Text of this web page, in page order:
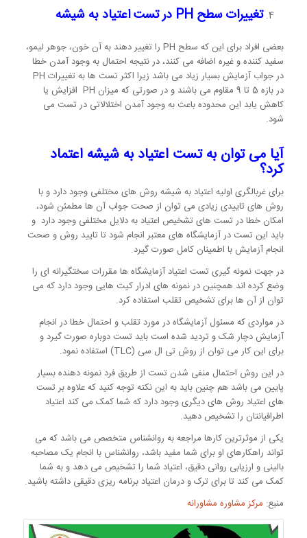
تغییرات سطح PH در تست اعتیاد به شیشه
بعضی افراد برای این که سطح PH را تغییر دهند به آن خون، جوهر لیمو،
سفید کننده و غیره اضافه می کنند، در نتیجه احتمال به وجود آمدن خطا
در جواب آزمایش بسیار زیاد می باشد زیرا اکثر تست ها به تغییرات PH
در بازه 5 تا 9 مقاوم می باشند و در صورتی که میزان PH افزایش یا
کاهش یابد این محدوده باعث به وجود آمدن اختلالاتی در تست می
شود.
آیا می توان به تست اعتیاد به شیشه اعتماد
کرد؟
برای غربالگری اولیه اعتیاد به شیشه روش های مختلفی وجود دارد و با
روش های تاییدی زیادی می توان از صحت جواب آن ها مطمئن شود،
امکان خطا در تست های تشخیص اعتیاد به دلایل مختلفی وجود دارد و
باید این تست در آزمایشگاه های معتبر انجام شود تا تایید روش و صحت
انجام آزمایش با اطمینان کامل صورت گیرد.
در جهت نمونه گیری تست اعتیاد آزمایشگاه ها مقررات سختگیرانه ای را
وضع کرده اند همچنین در نمونه های ادرار کیت هایی وجود دارد که می
توان از آن ها برای تشخیص تقلب استفاده کرد.
در مواردی که مسئول آزمایشگاه در مورد تقلب و احتمال خطا در انجام
آزمایش دچار شک و تردید شده است باید تست دوباره صورت گیرد و
برای این کار می توان از روش تی ال سی (TLC) استفاده نمود.
در این روش احتمال منفی شدن تست از طریق فرد نمونه دهنده بسیار
پایین می باشد هم چنین باید به این نکته توجه کنید که علاوه بر تست
های اعتیاد روش های دیگری وجود دارد که شما کمک می کند اعتیاد
اطرافیانتان را تشخیص دهید.
یکی از موثرترین کارها مراجعه به روانشناس متخصص می باشد که می
تواند راهکارهای او برای شما مفید باشد، روانشناس با انجام یک مصاحبه
بالینی و ارزیابی روانی دقیق، اعتیاد شما را تشخیص می دهد و به شما
کمک می کند تا برای ترک و درمان اعتیاد برنامه ریزی دقیقی داشته باشید.
منبع: مرکز مشاوره مشاورانه